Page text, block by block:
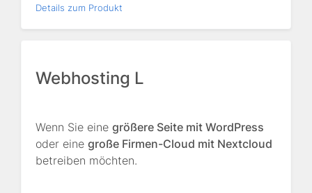
Details zum Produkt
Webhosting L
Wenn Sie eine größere Seite mit WordPress
oder eine große Firmen-Cloud mit Nextcloud
betreiben möchten.